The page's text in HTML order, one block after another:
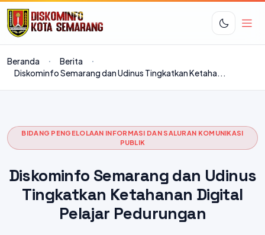
Beranda
Berita
Diskominfo Semarang dan Udinus Tingkatkan Ketaha...
BIDANG PENGELOLAAN INFORMASI DAN SALURAN KOMUNIKASI
PUBLIK
Diskominfo Semarang dan Udinus
Tingkatkan Ketahanan Digital
Pelajar Pedurungan